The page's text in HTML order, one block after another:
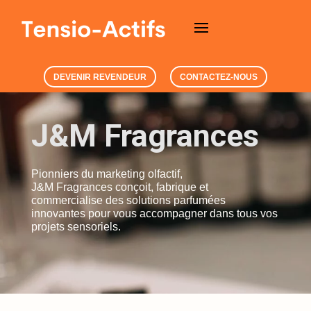
DEVENIR REVENDEUR CONTACTEZ-NOUS
J&M Fragrances
Pionniers du marketing olfactif,
J&M Fragrances conçoit, fabrique et
commercialise des solutions parfumées
innovantes pour vous accompagner dans tous vos
projets sensoriels.